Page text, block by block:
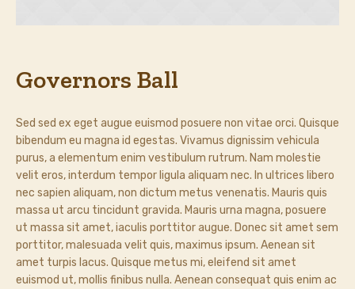
Governors Ball
Sed sed ex eget augue euismod posuere non vitae orci. Quisque
bibendum eu magna id egestas. Vivamus dignissim vehicula
purus, a elementum enim vestibulum rutrum. Nam molestie
velit eros, interdum tempor ligula aliquam nec. In ultrices libero
nec sapien aliquam, non dictum metus venenatis. Mauris quis
massa ut arcu tincidunt gravida. Mauris urna magna, posuere
ut massa sit amet, iaculis porttitor augue. Donec sit amet sem
porttitor, malesuada velit quis, maximus ipsum. Aenean sit
amet turpis lacus. Quisque metus mi, eleifend sit amet
euismod ut, mollis finibus nulla. Aenean consequat quis enim ac